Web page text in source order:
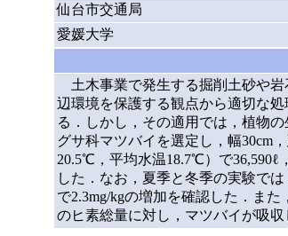
仙台市交通局
愛媛大学
土木事業で発生する掘削土砂や岩
辺環境を保護する観点から適切な
る．しかし，その適用では，植物
グサ科マツバイを選定し，幅30cm
20.5℃，平均水温18.7℃）で36,590ℓ
した．なお，夏季と冬季の実験で
で2.3mg/kgの増加を確認した．ま
のヒ素総量に対し，マツバイが吸